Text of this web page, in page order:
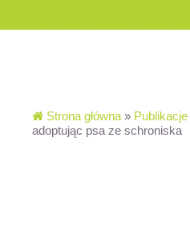
Strona główna » Publikacje
adoptując psa ze schroniska